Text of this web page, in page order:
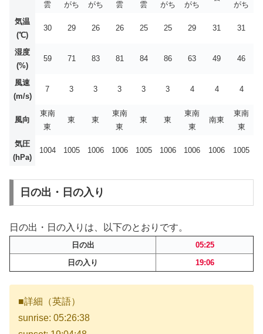
雲
がち
がち
雲
雲
がち
がち
がち
気温
(℃)
30 29 26 26 25 25 29 31 31
湿度
(%)
59 71 83 81 84 86 63 49 46
風速
(m/s)
7 3 3 3 3 3 4 4 4
風向
東南
東
東 東
東南
東
東 東
東南
東
南東
東南
東
気圧
(hPa)
1004 1005 1006 1006 1005 1006 1006 1006 1005
日の出・日の入り
日の出・日の入りは、以下のとおりです。
日の出
05:25
日の入り
19:06
■詳細（英語）
sunrise: 05:26:38